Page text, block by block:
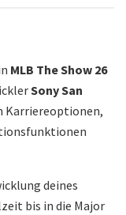
MLB The Show 26
Sony San
Karriereoptionen,
deines
bis in die Major